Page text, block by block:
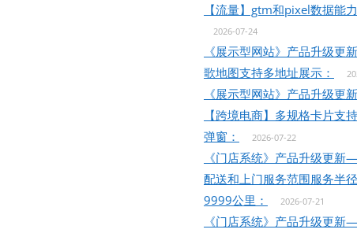
【流量】gtm和pixel数据能力
2026-07-24
《展示型网站》产品升级
歌地图支持多地址展示：
《展示型网站》产品升级
【跨境电商】多规格卡片支
弹窗：
2026-07-22
《门店系统》产品升级更
配送和上门服务范围服务半
9999公里：
2026-07-21
《门店系统》产品升级更